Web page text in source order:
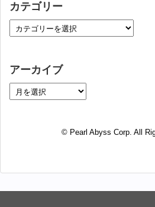
カテゴリー
アーカイブ
© Pearl Abyss Corp. All